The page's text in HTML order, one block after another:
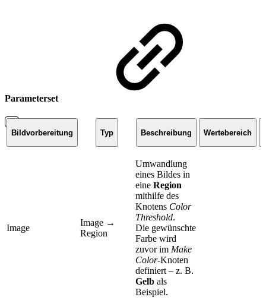
Parameterset
Bildvorbereitung Typ Beschreibung Wertebereich
Image
Image →
Region
Umwandlung
eines Bildes in
eine Region
mithilfe des
Knotens Color
Threshold.
Die gewünschte
Farbe wird
zuvor im Make
Color-Knoten
definiert – z. B.
Gelb als
Beispiel.